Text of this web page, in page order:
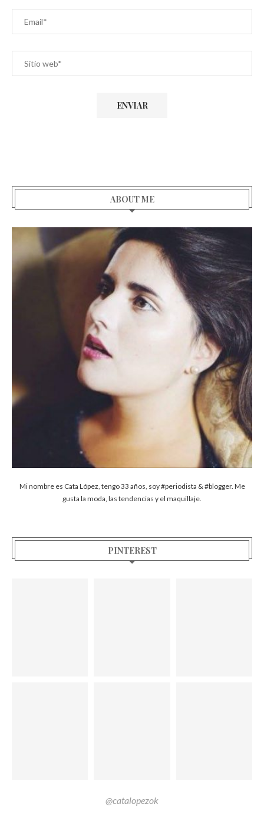
ABOUT ME
Mi nombre es Cata López, tengo 33 años, soy #periodista & #blogger. Me
gusta la moda, las tendencias y el maquillaje.
PINTEREST
@catalopezok